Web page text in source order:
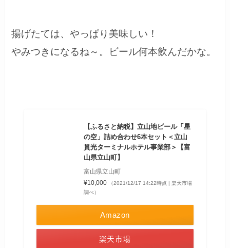
揚げたては、やっぱり美味しい！
やみつきになるね～。ビール何本飲んだかな。
【ふるさと納税】立山地ビール「星
の空」詰め合わせ6本セット＜立山
貫光ターミナルホテル事業部＞【富
山県立山町】
富山県立山町
¥10,000
（2021/12/17 14:22時点 | 楽天市場
調べ）
Amazon
楽天市場